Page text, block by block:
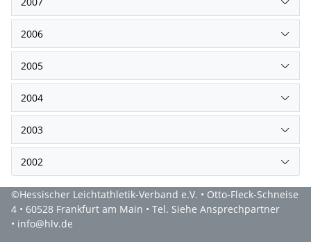
2006
2005
2004
2003
2002
©Hessischer Leichtathletik-Verband e.V. • Otto-Fleck-Schneise
4 • 60528 Frankfurt am Main • Tel. Siehe Ansprechpartner
• info@hlv.de